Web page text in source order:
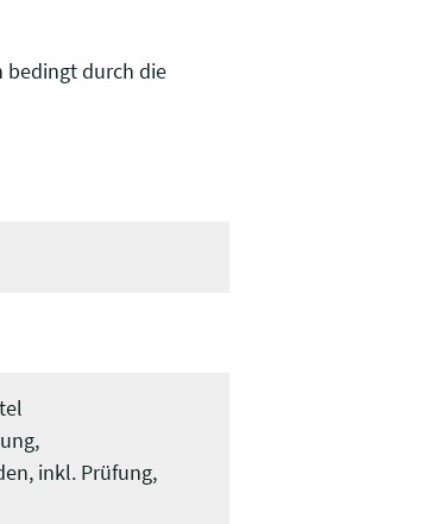
bedingt durch die
inkl. Prüfung,